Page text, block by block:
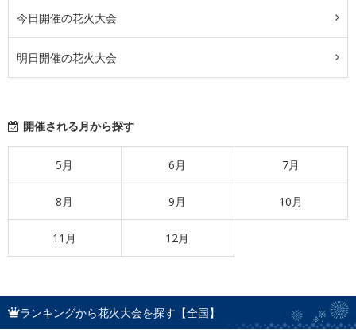
今日開催の花火大会
明日開催の花火大会
開催される月から探す
5月 6月 7月
8月 9月 10月
11月 12月
ランキングから花火大会を探す【全国】